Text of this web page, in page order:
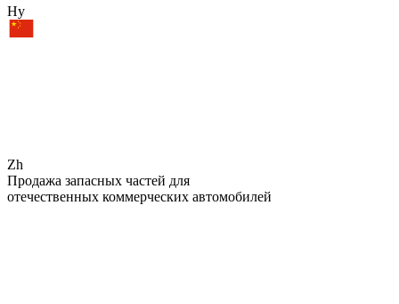
Hy
Zh
Продажа запасных частей для
отечественных коммерческих автомобилей